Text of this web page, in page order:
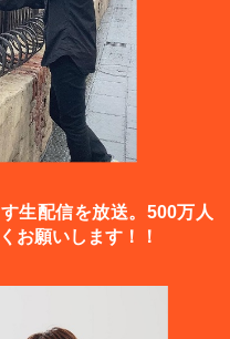
生配信を放送。500万人
お願いします！！